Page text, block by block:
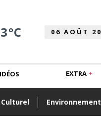
Culturel Environnement
EXTRA